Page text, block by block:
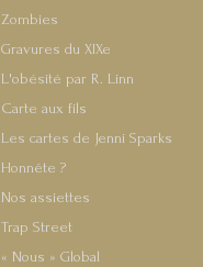
Zombies
Gravures du XIXe
L'obésité par R. Linn
Carte aux fils
Les cartes de Jenni Sparks
Honnête ?
Nos assiettes
Trap Street
« Nous » Global